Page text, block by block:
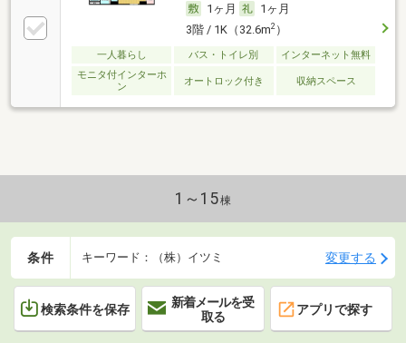
1ヶ月
1ヶ月
3階 / 1K（32.6m2）
一人暮らし バス・トイレ別
インターネット無料
モニタ付インターホ
ン
オートロック付き 収納スペース
1～15棟
条件 キーワード：（株）イツミ 変更する
検索条件を保存
新着メールを受
取る
アプリで探す